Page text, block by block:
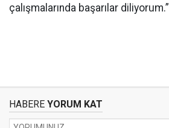
çalışmalarında başarılar diliyorum.”
HABERE YORUM KAT